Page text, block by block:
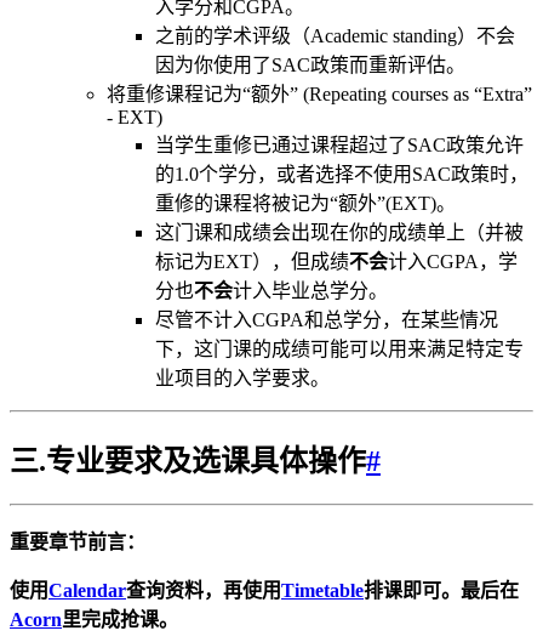
入学分和CGPA。
之前的学术评级（Academic standing）不会
因为你使用了SAC政策而重新评估。
将重修课程记为“额外” (Repeating courses as “Extra”
- EXT)
当学生重修已通过课程超过了SAC政策允许
的1.0个学分，或者选择不使用SAC政策时，
重修的课程将被记为“额外”(EXT)。
这门课和成绩会出现在你的成绩单上（并被
标记为EXT），但成绩不会计入CGPA，学
分也不会计入毕业总学分。
尽管不计入CGPA和总学分，在某些情况
下，这门课的成绩可能可以用来满足特定专
业项目的入学要求。
三.专业要求及选课具体操作#
重要章节前言：
使用Calendar查询资料，再使用Timetable排课即可。最后在
Acorn里完成抢课。